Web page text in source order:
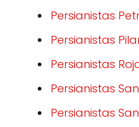
Persianistas
Persianistas
Persianistas
Persianistas
Persianistas